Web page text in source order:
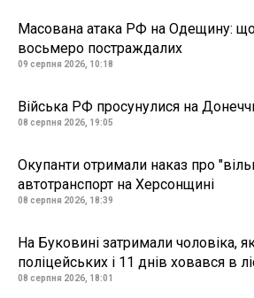
Масована атака РФ на Одещину:
восьмеро постраждалих
09 серпня 2026, 10:18
Війська РФ просунулися на
08 серпня 2026, 19:05
Окупанти отримали наказ про
автотранспорт на Херсонщині
08 серпня 2026, 18:39
На Буковині затримали чоловіка,
поліцейських і 11 днів ховався в
08 серпня 2026, 18:01